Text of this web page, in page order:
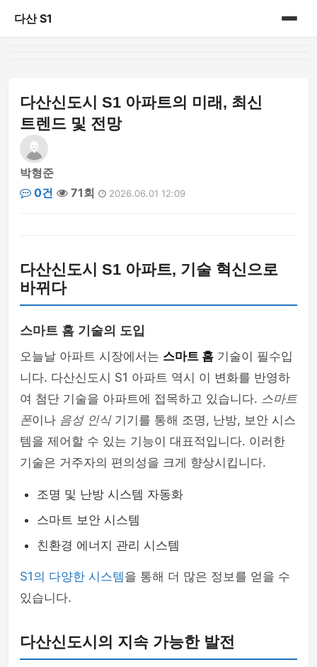
다산 S1
다산신도시 S1 아파트의 미래, 최신
트렌드 및 전망
박형준
0건
71회 2026.06.01 12:09
다산신도시 S1 아파트, 기술 혁신으로
바뀌다
스마트 홈 기술의 도입
오늘날 아파트 시장에서는 스마트 홈 기술이 필수입
니다. 다산신도시 S1 아파트 역시 이 변화를 반영하
여 첨단 기술을 아파트에 접목하고 있습니다. 스마트
폰이나 음성 인식기기를 통해 조명, 난방, 보안 시스
템을 제어할 수 있는 기능이 대표적입니다. 이러한
기술은 거주자의 편의성을 크게 향상시킵니다.
조명 및 난방 시스템 자동화
스마트 보안 시스템
친환경 에너지 관리 시스템
S1의 다양한 시스템을 통해 더 많은 정보를 얻을 수
있습니다.
다산신도시의 지속 가능한 발전